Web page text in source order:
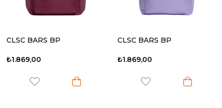
CLSC BARS BP
₺1.869,00
CLSC BARS BP
₺1.869,00